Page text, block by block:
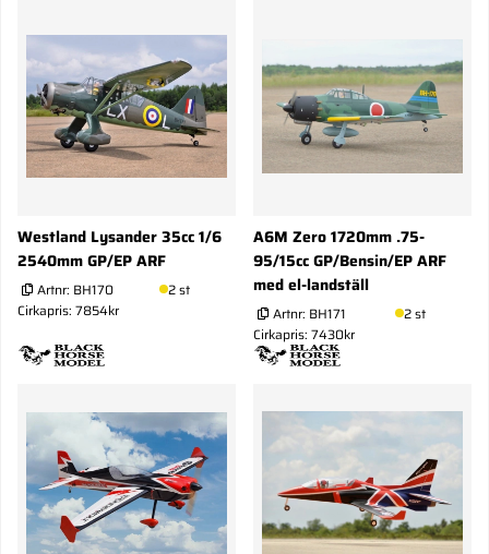
Westland Lysander 35cc 1/6
2540mm GP/EP ARF
Artnr: BH170
2 st
Cirkapris: 7854kr
A6M Zero 1720mm .75-
95/15cc GP/Bensin/EP ARF
med el-landställ
Artnr: BH171
2 st
Cirkapris: 7430kr